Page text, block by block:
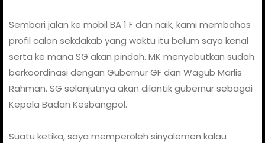
Sembari jalan ke mobil BA 1 F dan naik, kami membahas
profil calon sekdakab yang waktu itu belum saya kenal
serta ke mana SG akan pindah. MK menyebutkan sudah
berkoordinasi dengan Gubernur GF dan Wagub Marlis
Rahman. SG selanjutnya akan dilantik gubernur sebagai
Kepala Badan Kesbangpol.
Suatu ketika, saya memperoleh sinyalemen kalau